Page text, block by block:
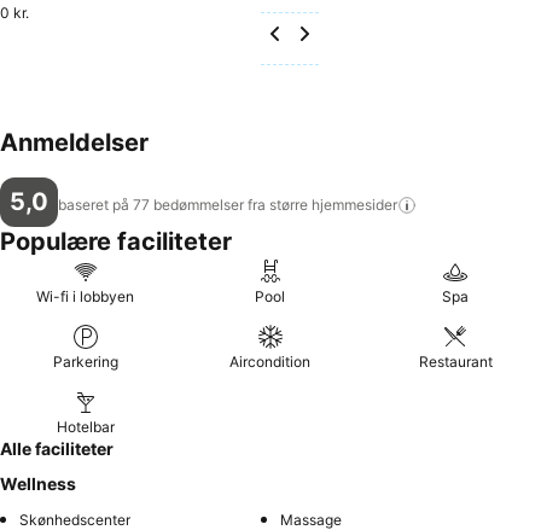
0 kr.
Anmeldelser
5,0 baseret på 77 bedømmelser fra større hjemmesider
Populære faciliteter
Wi-fi i lobbyen Pool Spa
Parkering Aircondition Restaurant
Hotelbar
Alle faciliteter
Wellness
Skønhedscenter
Massage